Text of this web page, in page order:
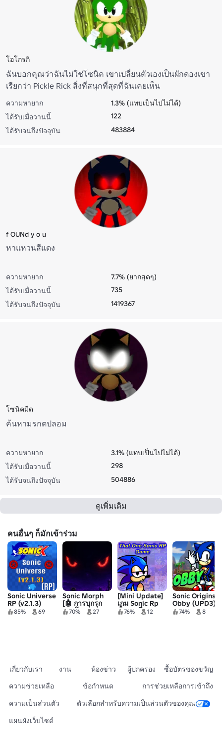
โอโกรกิ
ฉันบอกคุณว่าฉันไม่ใช่โซนิค เขาเปลี่ยนตัวเองเป็นผักดองเขา
เรียกว่า Pickle Rick สิ่งที่สนุกที่สุดที่ฉันเคยเห็น
ความหายาก
1.3% (แทบเป็นไปไม่ได้)
ได้รับเมื่อวานนี้
122
ได้รับจนถึงปัจจุบัน
483884
f OUNd y o u
หาแหวนสีแดง
ความหายาก
7.7% (ยากสุดๆ)
ได้รับเมื่อวานนี้
735
ได้รับจนถึงปัจจุบัน
1419367
โซนิคมืด
ค้นหามรกตปลอม
ความหายาก
3.1% (แทบเป็นไปไม่ได้)
ได้รับเมื่อวานนี้
298
ได้รับจนถึงปัจจุบัน
504886
ดูเพิ่มเติม
คนอื่นๆ ก็มักเข้าร่วม
Sonic Universe
RP (v2.1.3)
85% 69
Sonic Morph
[🤖 การบุกรุก
ของโลหะ]
70% 27
[Mini Update]
เกม Sonic Rp
นั้นๆ หนึ่งเกม
76% 12
Sonic Origins
Obby (UPD3)
74% 8
เกี่ยวกับเรา งาน ห้องข่าว ผู้ปกครอง
ซื้อบัตรของขวัญ
ความช่วยเหลือ
ข้อกำหนด
การช่วยเหลือการเข้าถึง
ความเป็นส่วนตัว
ตัวเลือกสำหรับความเป็นส่วนตัวของคุณ
แผนผังเว็บไซต์